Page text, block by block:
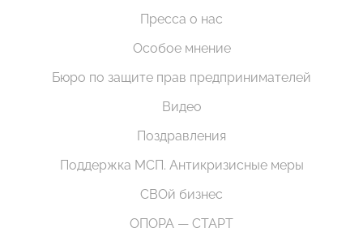
Пресса о нас
Особое мнение
Бюро по защите прав предпринимателей
Видео
Поздравления
Поддержка МСП. Антикризисные меры
СВОй бизнес
ОПОРА — СТАРТ